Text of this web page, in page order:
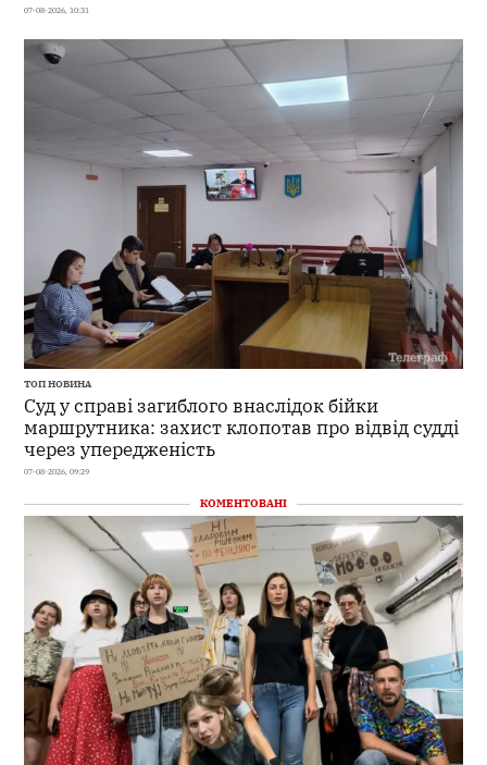
07-08-2026, 10:31
ТОП НОВИНА
Суд у справі загиблого внаслідок бійки
маршрутника: захист клопотав про відвід судді
через упередженість
07-08-2026, 09:29
КОМЕНТОВАНІ